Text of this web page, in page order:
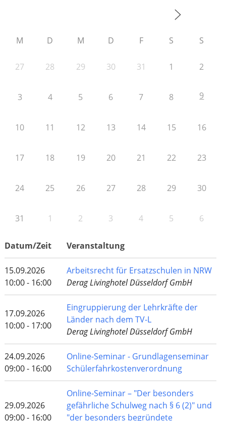
M D M D F S S
27 28 29 30 31 1 2
3 4 5 6 7 8 9
10 11 12 13 14 15 16
17 18 19 20 21 22 23
24 25 26 27 28 29 30
31 1 2 3 4 5 6
Datum/Zeit Veranstaltung
15.09.2026
10:00 - 16:00
Arbeitsrecht für Ersatzschulen in NRW
Derag Livinghotel Düsseldorf GmbH
17.09.2026
10:00 - 17:00
Eingruppierung der Lehrkräfte der
Länder nach dem TV-L
Derag Livinghotel Düsseldorf GmbH
24.09.2026
09:00 - 16:00
Online-Seminar - Grundlagenseminar
Schülerfahrkostenverordnung
29.09.2026
09:00 - 16:00
Online-Seminar – "Der besonders
gefährliche Schulweg nach § 6 (2)" und
"der besonders begründete